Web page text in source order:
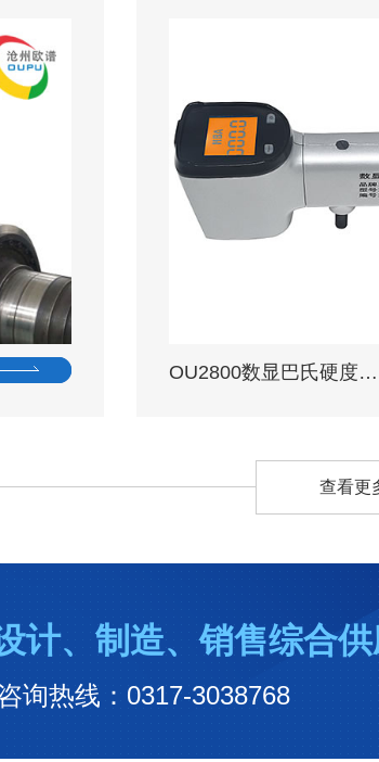
OU2800数显巴氏硬度…
查看更
计、制造、销售综合
询热线：0317-3038768